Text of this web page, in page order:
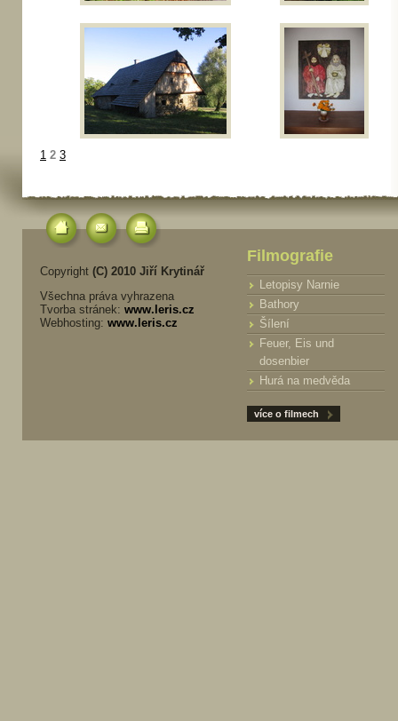
1 2 3
Copyright (C) 2010 Jiří Krytinář
Všechna práva vyhrazena
Tvorba stránek: www.leris.cz
Webhosting: www.leris.cz
Filmografie
Letopisy Narnie
Bathory
Šílení
Feuer, Eis und
dosenbier
Hurá na medvěda
více o filmech